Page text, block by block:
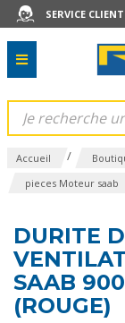
SERVICE
Accueil /
pieces Moteur saab
DURITE
SAAB
(ROUGE)